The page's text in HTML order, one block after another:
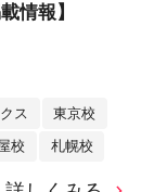
情報】
ス 東京校
校 札幌校